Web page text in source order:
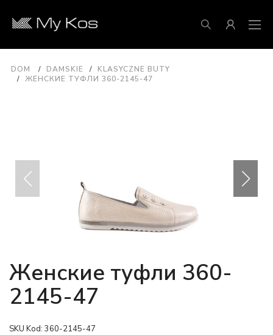
DOM DAMSKIE
KLASYCZNE BUTY
ЖЕНСКИЕ ТУФЛИ 360-2145-47
Женские туфли 360-
2145-47
SKU Kod: 360-2145-47